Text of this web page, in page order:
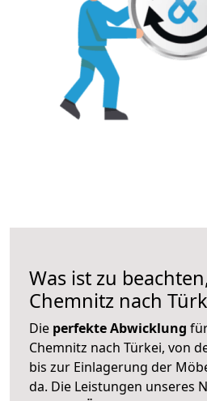
Was ist zu
Chemnitz nach
Die perfekte Abwicklung
Chemnitz nach Türkei, von
bis zur Einlagerung der
da. Die Leistungen unseres